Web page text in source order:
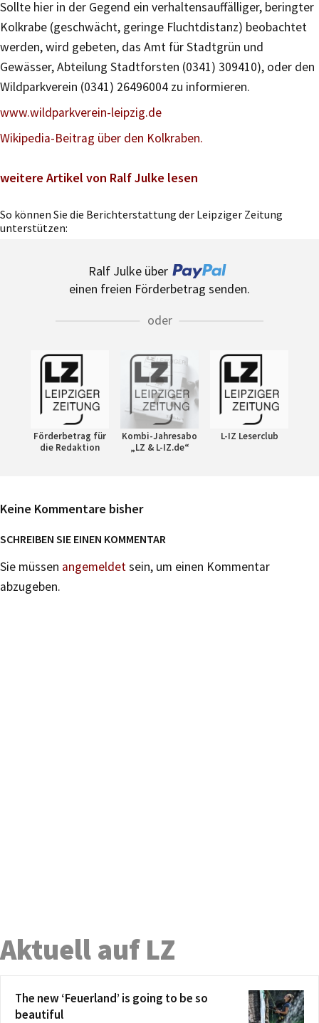
Sollte hier in der Gegend ein verhaltensauffälliger, beringter
Kolkrabe (geschwächt, geringe Fluchtdistanz) beobachtet
werden, wird gebeten, das Amt für Stadtgrün und
Gewässer, Abteilung Stadtforsten (0341) 309410), oder den
Wildparkverein (0341) 26496004 zu informieren.
www.wildparkverein-leipzig.de
Wikipedia-Beitrag über den Kolkraben.
weitere Artikel von Ralf Julke lesen
So können Sie die Berichterstattung der Leipziger Zeitung
unterstützen:
Ralf Julke über
einen freien Förderbetrag senden.
oder
Förderbetrag für
die Redaktion
Kombi-Jahresabo
„LZ & L-IZ.de“
L-IZ Leserclub
Keine Kommentare bisher
SCHREIBEN SIE EINEN KOMMENTAR
Sie müssen angemeldetsein, um einen Kommentar
abzugeben.
Aktuell auf LZ
The new ‘Feuerland’ is going to be so
beautiful